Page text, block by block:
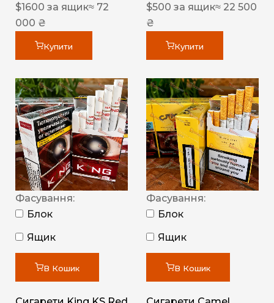
$1600 за ящик≈ 72
000 ₴
Купити
$500 за ящик≈ 22 500
₴
Купити
Фасування:
Блок
Ящик
В Кошик
Фасування:
Блок
Ящик
В Кошик